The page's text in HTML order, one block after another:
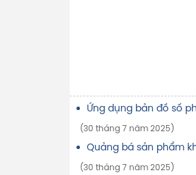
Ứng dụng bản đồ số
(30 tháng 7 năm 2025)
Quảng bá sản phẩm
(30 tháng 7 năm 2025)